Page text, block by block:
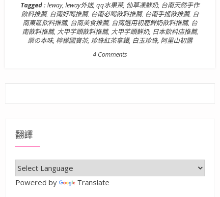
Tagged :leway, leway外送, qq水果茶, 仙草凍鮮奶, 台南天然手作
飲料推薦, 台南好喝推薦, 台南必喝飲料推薦, 台南手搖飲推薦, 台
南東區飲料推薦, 台南美食推薦, 台南選用初鹿鮮奶飲料推薦, 台
南飲料推薦, 大甲芋頭飲料推薦, 大甲芋頭鮮奶, 日本飲料店推薦,
樂の本味, 檸檬國寶茶, 珍珠紅茶拿鐵, 白玉珍珠, 阿里山初露
4 Comments
翻譯
Powered by Translate